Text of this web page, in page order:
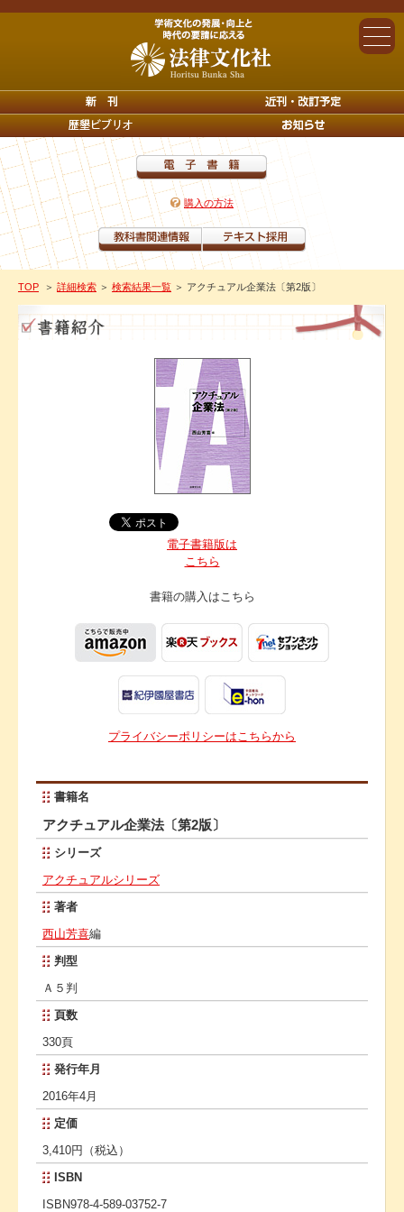
購入の方法
TOP ＞ 詳細検索 ＞ 検索結果一覧 ＞ アクチュアル企業法〔第2版〕
電子書籍版は
こちら
書籍の購入はこちら
プライバシーポリシーはこちらから
書籍名
アクチュアル企業法〔第2版〕
シリーズ
アクチュアルシリーズ
著者
西山芳喜編
判型
Ａ５判
頁数
330頁
発行年月
2016年4月
定価
3,410円（税込）
ISBN
ISBN978-4-589-03752-7